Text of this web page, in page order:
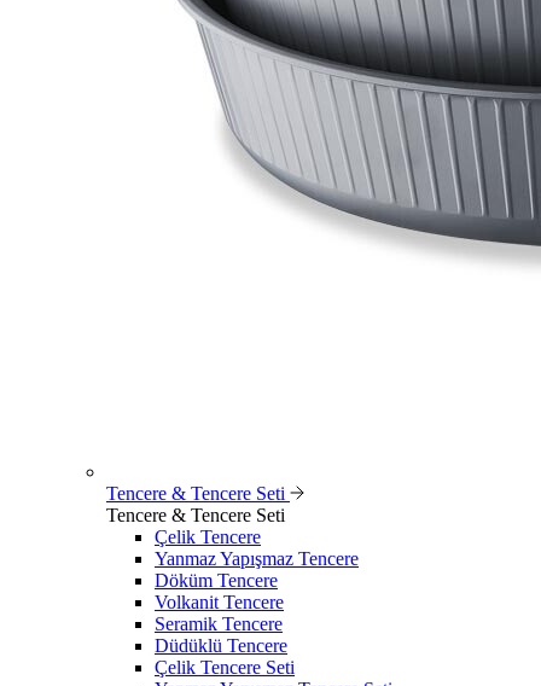
Tencere & Tencere Seti
Tencere & Tencere Seti
Çelik Tencere
Yanmaz Yapışmaz Tencere
Döküm Tencere
Volkanit Tencere
Seramik Tencere
Düdüklü Tencere
Çelik Tencere Seti